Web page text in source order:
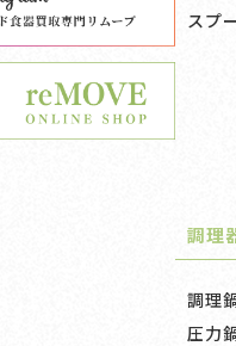
スプ
調理
調理
圧力